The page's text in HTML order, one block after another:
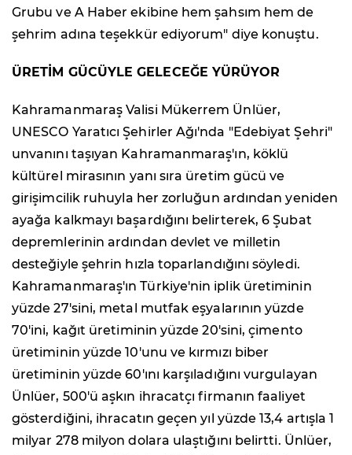
Grubu ve A Haber ekibine hem şahsım hem de
şehrim adına teşekkür ediyorum" diye konuştu.
ÜRETİM GÜCÜYLE GELECEĞE YÜRÜYOR
Kahramanmaraş Valisi Mükerrem Ünlüer,
UNESCO Yaratıcı Şehirler Ağı'nda "Edebiyat Şehri"
unvanını taşıyan Kahramanmaraş'ın, köklü
kültürel mirasının yanı sıra üretim gücü ve
girişimcilik ruhuyla her zorluğun ardından yeniden
ayağa kalkmayı başardığını belirterek, 6 Şubat
depremlerinin ardından devlet ve milletin
desteğiyle şehrin hızla toparlandığını söyledi.
Kahramanmaraş'ın Türkiye'nin iplik üretiminin
yüzde 27'sini, metal mutfak eşyalarının yüzde
70'ini, kağıt üretiminin yüzde 20'sini, çimento
üretiminin yüzde 10'unu ve kırmızı biber
üretiminin yüzde 60'ını karşıladığını vurgulayan
Ünlüer, 500'ü aşkın ihracatçı firmanın faaliyet
gösterdiğini, ihracatın geçen yıl yüzde 13,4 artışla 1
milyar 278 milyon dolara ulaştığını belirtti. Ünlüer,